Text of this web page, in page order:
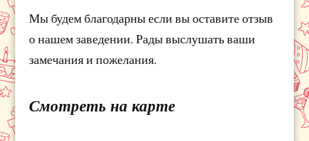
Мы будем благодарны если вы оставите отзыв
о нашем заведении. Рады выслушать ваши
замечания и пожелания.
Смотреть на карте